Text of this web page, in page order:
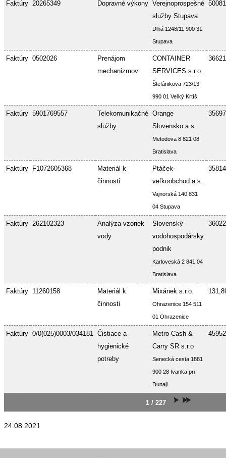
Faktúry 20265349 Dopravné výkony Verejnoprospešné
služby Stupava
Dlhá 1248/11 900 31
Stupava
Faktúry 0502026
Prenájom
mechanizmov
CONTAINER
SERVICES s.r.o.
Štefánikova 723/13
990 01 Veľký Krtíš
Faktúry 5901769557
Telekomunikačné
služby
Orange
Slovensko a.s.
Metodova 8 821 08
Bratislava
Faktúry F1072605368
Materiál k
činnosti
Ptáček-
veľkoobchod a.s.
Vajnorská 140 831
04 Stupava
Faktúry 262102323
Analýza vzoriek
vody
Slovenský
vodohospodársky
podnik
Karloveská 2 841 04
Bratislava
Faktúry 11260158
Materiál k
činnosti
Mixánek s.r.o.
Ohrazenice 154 511
01 Ohrazenice
Faktúry 0/0(025)0003/034181 Čistiace a
hygienické
potreby
Metro Cash &
Carry SR s.r.o
Senecká cesta 1881
900 28 Ivanka pri
Dunaji
1 / 227
24.08.2021